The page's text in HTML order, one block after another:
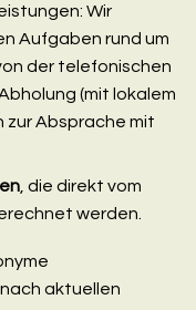
Wir
Aufgaben rund um
der telefonischen
(mit lokalem
zur Absprache mit
, die direkt vom
werden.
aktuellen